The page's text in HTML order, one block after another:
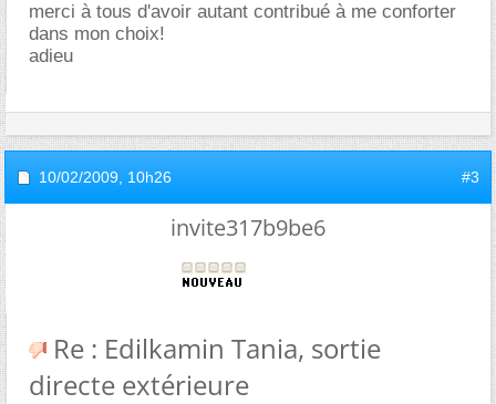
merci à tous d'avoir autant contribué à me conforter
dans mon choix!
adieu
10/02/2009, 10h26 #3
invite317b9be6
Re : Edilkamin Tania, sortie
directe extérieure